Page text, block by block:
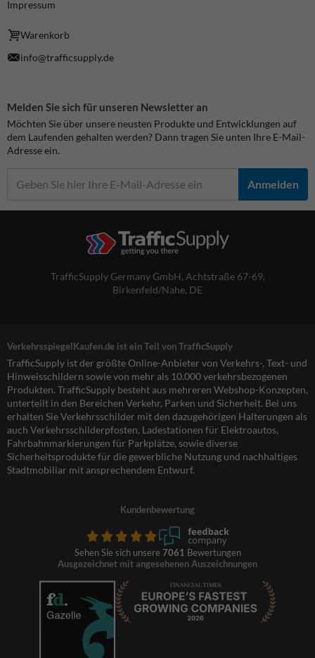
Impressum
Warenkorb
info@trafficsupply.de
Melden Sie sich für unseren Newsletter an
Möchten Sie über unsere neusten Produkte und Entwicklungen auf
dem Laufenden gehalten werden? Dann tragen Sie unten Ihre E-Mail-
Adresse ein.
Anmelden
TrafficSupply Germany GmbH, Achtstraße 67-69,
Birkenfeld/Nahe, DE
VerkehrsspiegelKaufen.de ist ein Teil von TrafficSupply
TrafficSupply ist der größte Online-Anbieter von Verkehrs-, Text- und
Hinweisschildern sowie von mehr als 10.000 verkehrsbezogenen
Produkten. TrafficSupply besteht aus mehreren Webshop-Konzepten,
unterteilt in den Bereichen Verkehr, Parken und Sicherheit. Bei uns
erhalten Sie Verkehrsschilder mit den dazugehörigen Halterungen als
auch Verkehrsschilderpfosten, Ladestationen für Elektroautos,
Fahrbahnmarkierungen für Parkplätze, sowie diverse
Sicherheitsprodukte für die gewerbliche Nutzung und nachhaltiges
Stadtmobiliar mit ansprechendem Entwurf.
Kundenbewertung
Sehen Sie sich unsere 7061 Bewertungen
Ausgezeichnet mit angesehenen Auszeichnungen